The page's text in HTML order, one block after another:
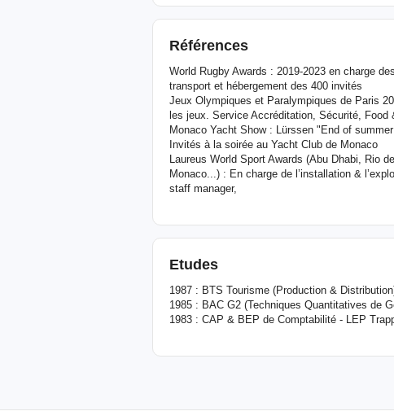
Références
World Rugby Awards : 2019-2023 en charge
transport et hébergement des 400 invités
Jeux Olympiques et Paralympiques de Paris
les jeux. Service Accréditation, Sécurité, Food
Monaco Yacht Show : Lürssen "End of
Invités à la soirée au Yacht Club de Monaco
Laureus World Sport Awards (Abu Dhabi, Rio
Monaco...) : En charge de l’installation &
staff manager,
Etudes
1987 : BTS Tourisme (Production &
1985 : BAC G2 (Techniques Quantitatives de
1983 : CAP & BEP de Comptabilité - LEP